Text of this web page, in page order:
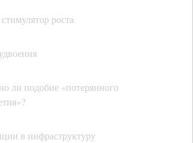
роста
ли подобие «потерянного
в инфраструктуру